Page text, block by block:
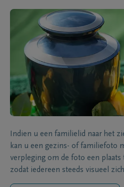
Indien u een familielid naar het
kan u een gezins- of familiefoto
verpleging om de foto een plaats
zodat iedereen steeds visueel